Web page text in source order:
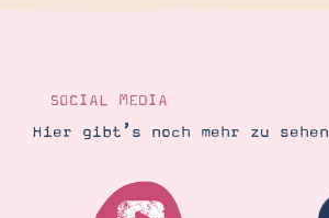
SOCIAL MEDIA
Hier gibt’s noch mehr zu sehen